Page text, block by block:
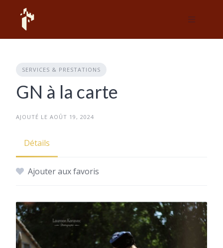
content
SERVICES & PRESTATIONS
GN à la carte
AJOUTÉ LE AOÛT 19, 2024
Détails
Ajouter aux favoris